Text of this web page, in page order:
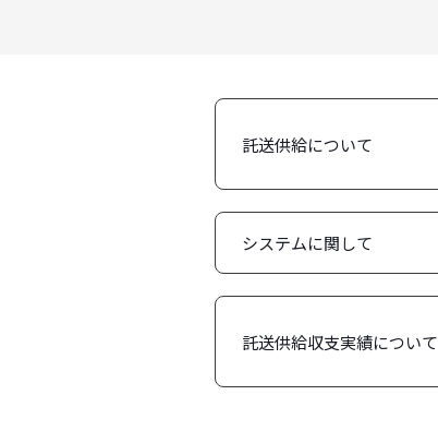
託送供給について
システムに関して
託送供給収支実績について